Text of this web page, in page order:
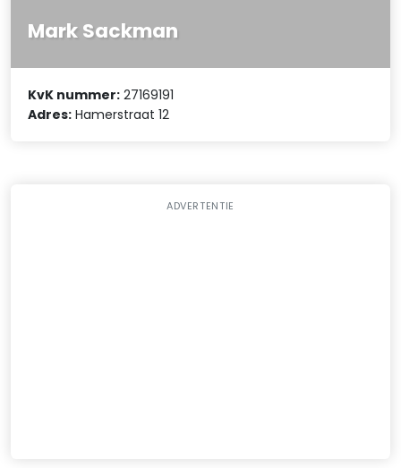
Mark Sackman
KvK nummer: 27169191
Adres: Hamerstraat 12
ADVERTENTIE